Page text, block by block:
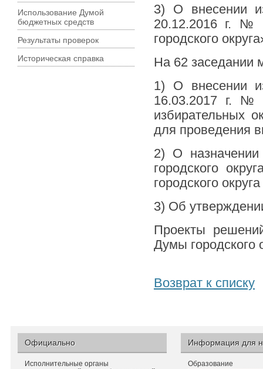
3) О внесении
20.12.2016 г. №
городского
На 62 заседании
1) О внесении
16.03.2017 г. №
избирательных
для проведения
2) О
городского
городского
3) Об
Проекты
Думы городского
Возврат к списку
Использование Думой
бюджетных средств
Результаты проверок
Историческая справка
Официально
Исполнительные органы
Информация для
Образование